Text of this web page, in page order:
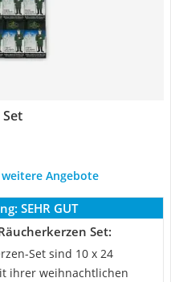
Angebote
SEHR GUT
Set:
Set sind 10 x 24
ihrer weihnachtlichen